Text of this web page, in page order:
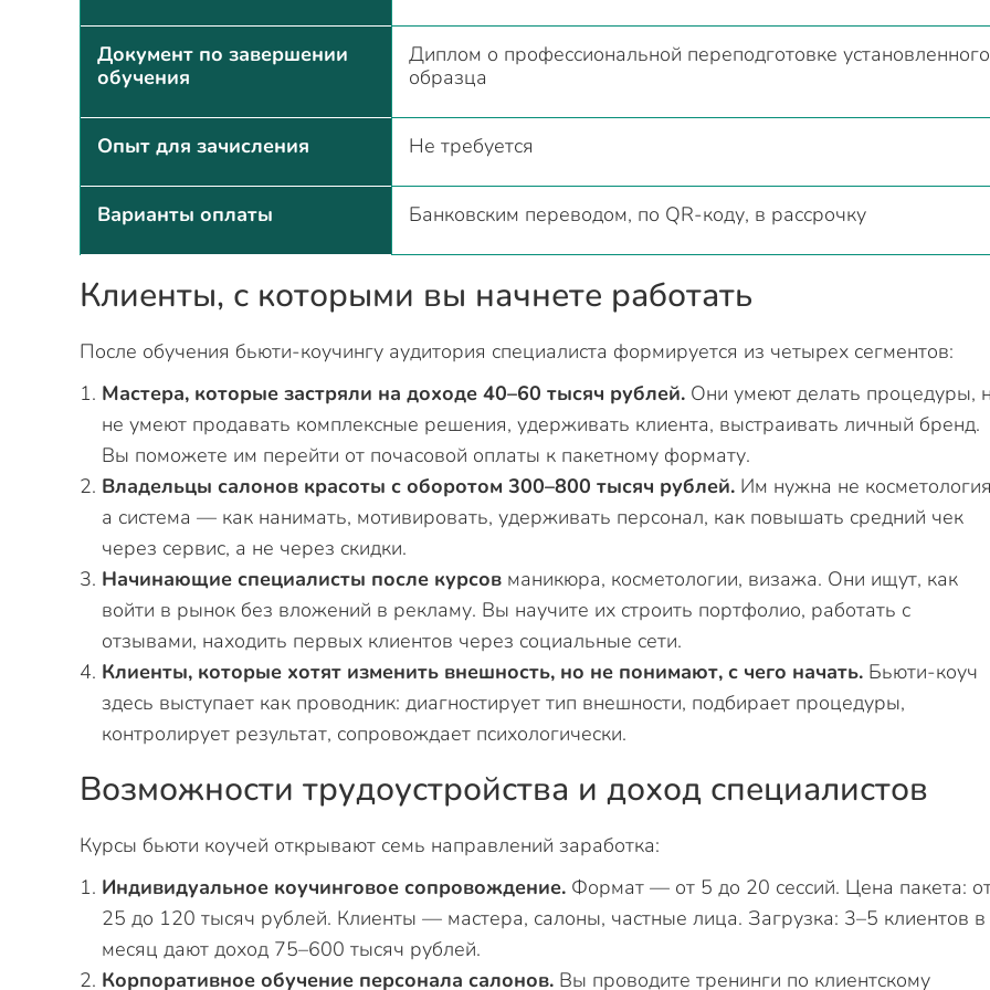
Документ по завершении
обучения
Диплом о профессиональной переподготовке установленного
образца
Опыт для зачисления Не требуется
Варианты оплаты Банковским переводом, по QR-коду, в рассрочку
Клиенты, с которыми вы начнете работать
После обучения бьюти-коучингу аудитория специалиста формируется из четырех сегментов:
Мастера, которые застряли на доходе 40–60 тысяч рублей. Они умеют делать процедуры,
не умеют продавать комплексные решения, удерживать клиента, выстраивать личный бренд.
Вы поможете им перейти от почасовой оплаты к пакетному формату.
Владельцы салонов красоты с оборотом 300–800 тысяч рублей. Им нужна не
а система — как нанимать, мотивировать, удерживать персонал, как повышать средний чек
через сервис, а не через скидки.
Начинающие специалисты после курсов маникюра, косметологии, визажа. Они ищут, как
войти в рынок без вложений в рекламу. Вы научите их строить портфолио, работать с
отзывами, находить первых клиентов через социальные сети.
Клиенты, которые хотят изменить внешность, но не понимают, с чего начать. Бьюти-коуч
здесь выступает как проводник: диагностирует тип внешности, подбирает процедуры,
контролирует результат, сопровождает психологически.
Возможности трудоустройства и доход специалистов
Курсы бьюти коучей открывают семь направлений заработка:
Индивидуальное коучинговое сопровождение. Формат — от 5 до 20 сессий. Цена пакета:
25 до 120 тысяч рублей. Клиенты — мастера, салоны, частные лица. Загрузка: 3–5 клиентов в
месяц дают доход 75–600 тысяч рублей.
Корпоративное обучение персонала салонов. Вы проводите тренинги по клиентскому